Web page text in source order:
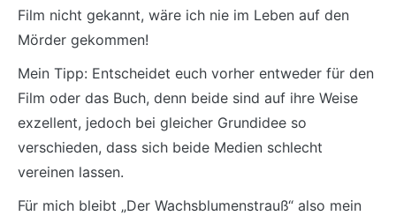
Film nicht gekannt, wäre ich nie im Leben auf den
Mörder gekommen!
Mein Tipp: Entscheidet euch vorher entweder für den
Film oder das Buch, denn beide sind auf ihre Weise
exzellent, jedoch bei gleicher Grundidee so
verschieden, dass sich beide Medien schlecht
vereinen lassen.
Für mich bleibt „Der Wachsblumenstrauß“ also mein